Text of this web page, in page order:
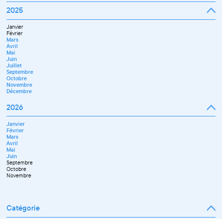
Juillet
Septembre
Octobre
Novembre
Décembre
Mars
Avril
Juin
Septembre
Octobre
Novembre
Décembre
Janvier
Mars
Avril
Mai
Juin
Juillet
Septembre
Novembre
Décembre
2025
Janvier
Février
Mars
Avril
Mai
Juin
Juillet
Septembre
Octobre
Novembre
Décembre
2026
Janvier
Février
Mars
Avril
Mai
Juin
Septembre
Octobre
Novembre
Catégorie